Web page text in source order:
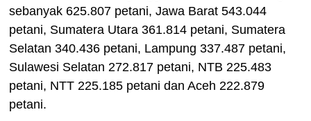
sebanyak 625.807 petani, Jawa Barat 543.044
petani, Sumatera Utara 361.814 petani, Sumatera
Selatan 340.436 petani, Lampung 337.487 petani,
Sulawesi Selatan 272.817 petani, NTB 225.483
petani, NTT 225.185 petani dan Aceh 222.879
petani.